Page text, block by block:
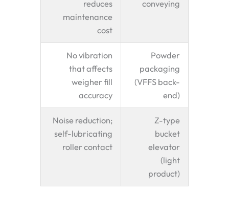
conveying
reduces
maintenance
cost
Powder
packaging
(VFFS back-
end)
No vibration
that affects
weigher fill
accuracy
Z-type
bucket
elevator
(light
product)
Noise reduction;
self-lubricating
roller contact